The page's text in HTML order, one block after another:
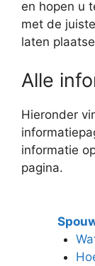
en hopen u
met de
laten
Alle
Hieronder
informatie
pagina.